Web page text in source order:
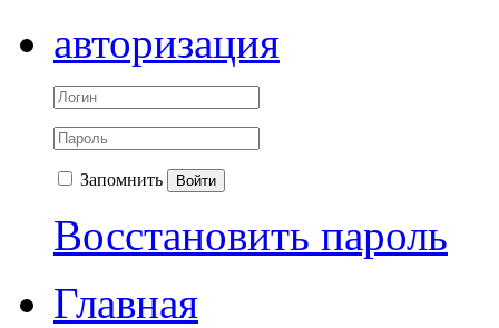
авторизация
Запомнить Войти
Восстановить пароль
Главная